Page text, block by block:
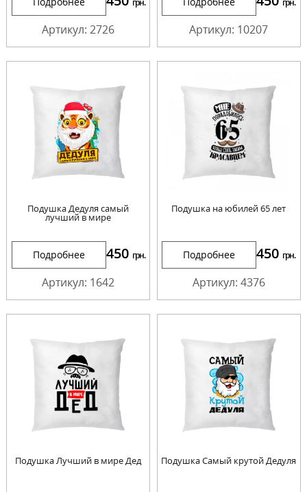
грн.
Артикул: 2726
грн.
Артикул: 10207
Подушка Дедуля самый
лучший в мире
Подробнее 450 грн.
Артикул: 1642
Подушка на юбилей 65 лет
Подробнее 450 грн.
Артикул: 4376
Подушка Лучший в мире Дед Подушка Самый крутой Дедуля